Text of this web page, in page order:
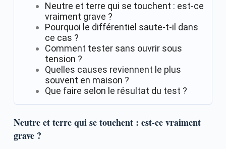
Neutre et terre qui se touchent : est-ce
vraiment grave ?
Pourquoi le différentiel saute-t-il dans
ce cas ?
Comment tester sans ouvrir sous
tension ?
Quelles causes reviennent le plus
souvent en maison ?
Que faire selon le résultat du test ?
Neutre et terre qui se touchent : est-ce vraiment
grave ?